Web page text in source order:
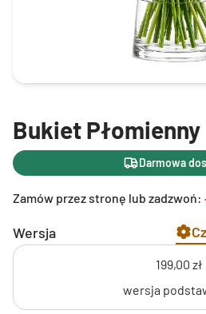
Bukiet Płomienny
Darmowa
Zamów przez stronę lub zadzwoń:
Wersja
199,00 zł
wersja